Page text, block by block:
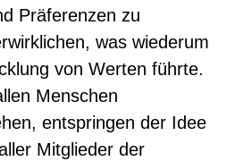
Präferenzen zu
was wiederum
von Werten führte.
Menschen
entspringen der Idee
Mitglieder der